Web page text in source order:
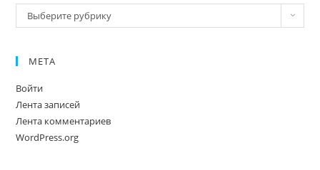
Новое
Выберите рубрику
МЕТА
Войти
Лента записей
Лента комментариев
WordPress.org